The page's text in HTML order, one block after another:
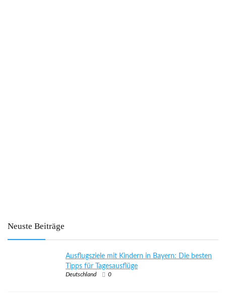
Neuste Beiträge
Ausflugsziele mit Kindern in Bayern: Die besten
Tipps für Tagesausflüge
Deutschland 0